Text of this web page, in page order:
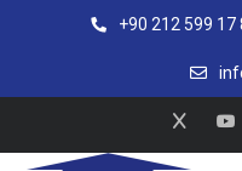
+90 212 599 17